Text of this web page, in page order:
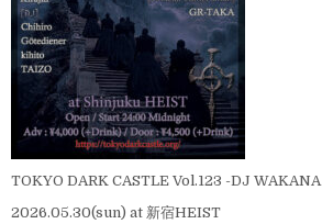
TOKYO DARK CASTLE Vol.123 -DJ
2026.05.30(sun) at 新宿HEIST